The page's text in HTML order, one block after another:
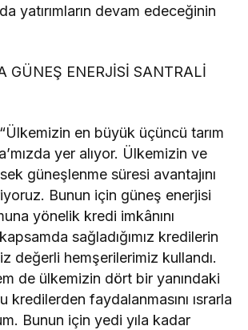
yatırımların devam edeceğinin
GÜNEŞ ENERJİSİ SANTRALİ
en büyük üçüncü tarım
yer alıyor. Ülkemizin ve
güneşlenme süresi avantajını
Bunun için güneş enerjisi
yönelik kredi imkânını
sağladığımız kredilerin
değerli hemşerilerimiz kullandı.
de ülkemizin dört bir yanındaki
kredilerden faydalanmasını ısrarla
Bunun için yedi yıla kadar